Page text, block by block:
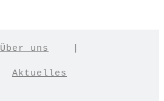
Über uns
Aktuelles